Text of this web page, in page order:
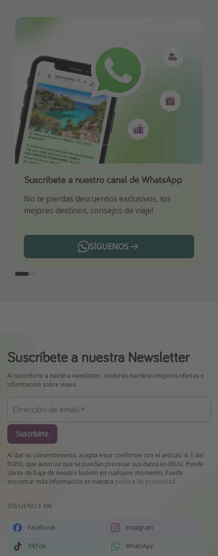
Suscríbete a nuestro canal de WhatsApp
No te pierdas descuentos exclusivos, los
mejores destinos, consejos de viaje!
SÍGUENOS
Descarga nuestra app
Sé el primero en reservar nuestros chollazos
¡Suscríbete a nuestro canal de Telegram!
¡Recibe las mejores ofertas seleccionadas para
ti por nuestros expertos en viajes
Telegram
Suscríbete a nuestra Newsletter
Al suscribirte a nuestra newsletter, recibirás nuestras mejores ofertas e
información sobre viajes.
Suscribirte
Al dar su consentimiento, acepta estar conforme con el artículo 4. 1.del
RGPD, que autoriza que se puedan procesar sus datos en EEUU. Puede
darse de baja de nuestro boletín en cualquier momento. Puede
encontrar más información en nuestra política de privacidad.
SÍGUENOS EN
Facebook Instagram
TikTok WhatsApp